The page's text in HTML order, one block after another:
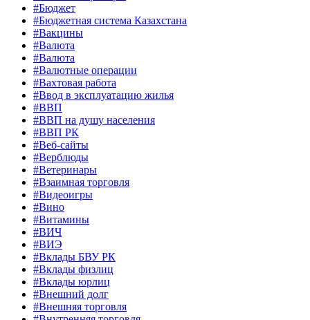
#Бюджет
#Бюджетная система Казахстана
#Вакцины
#Валюта
#Валюта
#Валютные операции
#Вахтовая работа
#Ввод в эксплуатацию жилья
#ВВП
#ВВП на душу населения
#ВВП РК
#Веб-сайты
#Верблюды
#Ветеринары
#Взаимная торговля
#Видеоигры
#Вино
#Витамины
#ВИЧ
#ВИЭ
#Вклады БВУ РК
#Вклады физлиц
#Вклады юрлиц
#Внешний долг
#Внешняя торговля